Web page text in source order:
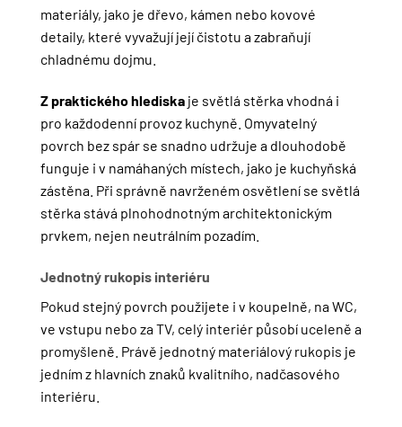
materiály, jako je dřevo, kámen nebo kovové
detaily, které vyvažují její čistotu a zabraňují
chladnému dojmu.
Z praktického hlediska je světlá stěrka vhodná i
pro každodenní provoz kuchyně. Omyvatelný
povrch bez spár se snadno udržuje a dlouhodobě
funguje i v namáhaných místech, jako je kuchyňská
zástěna. Při správně navrženém osvětlení se světlá
stěrka stává plnohodnotným architektonickým
prvkem, nejen neutrálním pozadím.
Jednotný rukopis interiéru
Pokud stejný povrch použijete i v koupelně, na WC,
ve vstupu nebo za TV, celý interiér působí uceleně a
promyšleně. Právě jednotný materiálový rukopis je
jedním z hlavních znaků kvalitního, nadčasového
interiéru.